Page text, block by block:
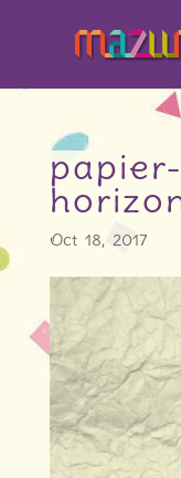
Oct 18, 2017